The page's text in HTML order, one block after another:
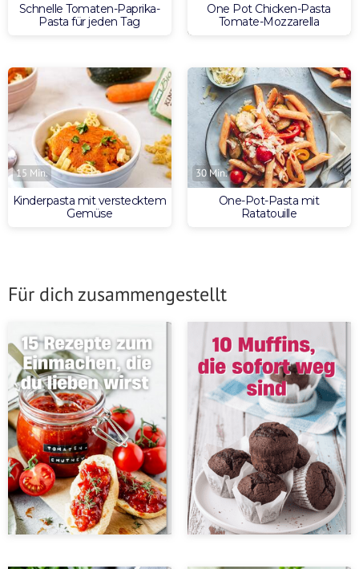
Schnelle Tomaten-Paprika-
Pasta für jeden Tag
One Pot Chicken-Pasta
Tomate-Mozzarella
15 Min.
Kinderpasta mit verstecktem
Gemüse
30 Min.
One-Pot-Pasta mit
Ratatouille
Für dich zusammengestellt